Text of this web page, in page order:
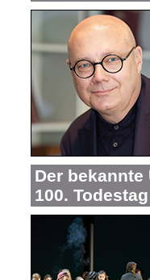
Der
100. Todestag